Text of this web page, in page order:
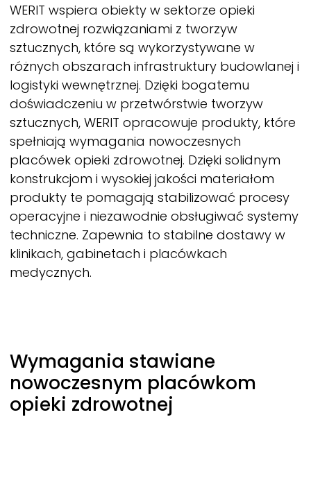
WERIT wspiera obiekty w sektorze opieki
zdrowotnej rozwiązaniami z tworzyw
sztucznych, które są wykorzystywane w
różnych obszarach infrastruktury budowlanej i
logistyki wewnętrznej. Dzięki bogatemu
doświadczeniu w przetwórstwie tworzyw
sztucznych,WERIT opracowuje produkty, które
spełniają wymagania nowoczesnych
placówek opieki zdrowotnej. Dzięki solidnym
konstrukcjom i wysokiej jakości materiałom
produkty te pomagają stabilizować procesy
operacyjne i niezawodnie obsługiwać systemy
techniczne. Zapewnia to stabilne dostawy w
klinikach, gabinetach i placówkach
medycznych.
Wymagania stawiane
nowoczesnym placówkom
opieki zdrowotnej